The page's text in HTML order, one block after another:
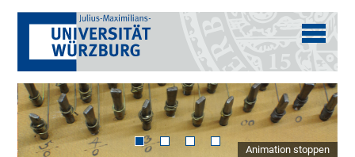
Animation stoppen